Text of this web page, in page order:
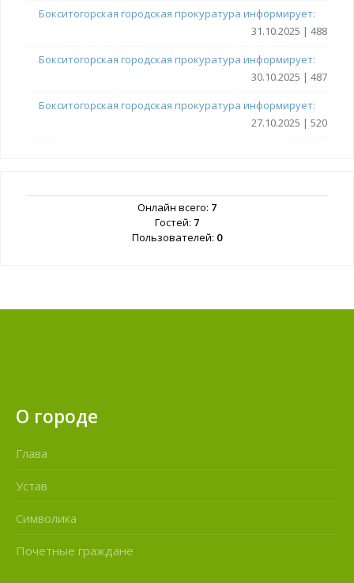
Бокситогорская городская прокуратура информирует:
31.10.2025 | 488
Бокситогорская городская прокуратура информирует:
30.10.2025 | 487
Бокситогорская городская прокуратура информирует:
27.10.2025 | 520
Онлайн всего: 7
Гостей: 7
Пользователей: 0
О городе
Глава
Устав
Символика
Почетные граждане